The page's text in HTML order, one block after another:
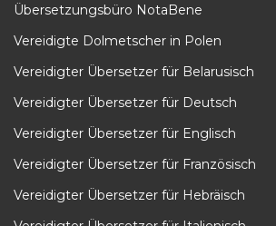
Übersetzungsbüro NotaBene
Vereidigte Dolmetscher in Polen
Vereidigter Übersetzer für Belarusisch
Vereidigter Übersetzer für Deutsch
Vereidigter Übersetzer für Englisch
Vereidigter Übersetzer für Französisch
Vereidigter Übersetzer für Hebräisch